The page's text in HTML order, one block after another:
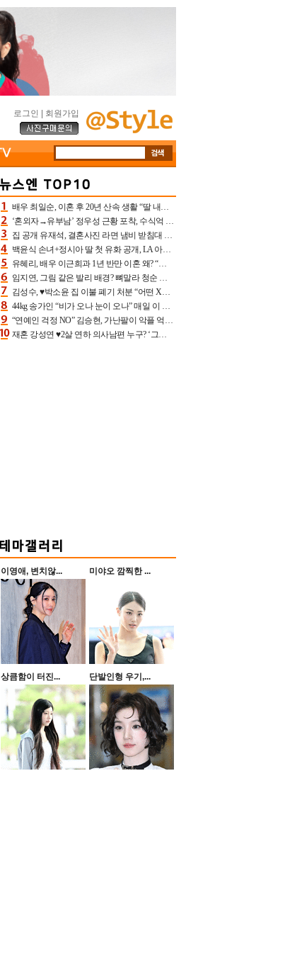
로그인 회원가입
배우 최일순, 이혼 후 20년 산속 생활 “딸 내가 버렸다고 원망‥맘 아파”(특종)[어제TV]
‘혼외자→유부남’ 정우성 근황 포착, 수식억 해킹 피해 후배 만났다 “존경하는”
집 공개 유재석, 결혼사진 라면 냄비 받침대 되고 분노‥가족사진도 피해(놀뭐)[어제TV]
백윤식 손녀+정시아 딸 첫 유화 공개, LA 아트쇼→서울국제조각페스타 작가다운 수준급 실력
유혜리, 배우 이근희과 1년 반만 이혼 왜? “식칼 꽂고 의자 던져” 충격 폭로(특종)[어제TV]
임지연, 그림 같은 발리 배경? 뼈말라 청순 비키니 핏에 상대 안 되네
김성수, ♥박소윤 집 이불 폐기 처분 “어떤 X이랑 썼을지 몰라” 질투(신랑수업2)[어제TV]
44kg 송가인 “비가 오나 눈이 오나” 매일 이 운동, 허벅지 근육량 상승+체지방 감소
“연예인 걱정 NO” 김승현, 가난팔이 악플 억울할만‥아내+딸과 日 여행
재혼 강성연 ♥2살 연하 의사남편 누구? ‘그알’ 자문의에 훈남 비주얼 초엘리트 스펙 [종합]
이영애, 변치않... 미야오 깜찍한 ...
상큼함이 터진... 단발인형 우기,...